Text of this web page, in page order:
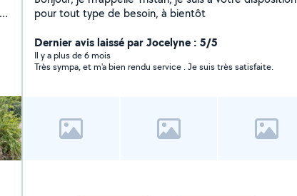
pour tout type de besoin, à bientôt
Dernier avis laissé par Jocelyne : 5/5
Il y a plus de 6 mois
Très sympa, et m'a bien rendu service . Je suis très satisfaite.